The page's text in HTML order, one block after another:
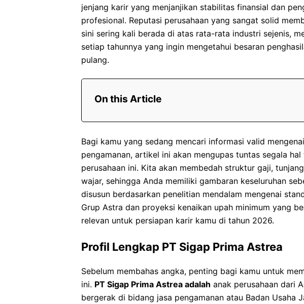
jenjang karir yang menjanjikan stabilitas finansial dan
profesional. Reputasi perusahaan yang sangat solid
sini sering kali berada di atas rata-rata industri sejenis,
setiap tahunnya yang ingin mengetahui besaran
pulang.
On this Article
Bagi kamu yang sedang mencari informasi valid
pengamanan, artikel ini akan mengupas tuntas segala
perusahaan ini. Kita akan membedah struktur gaji,
wajar, sehingga Anda memiliki gambaran keseluruhan
disusun berdasarkan penelitian mendalam mengenai
Grup Astra dan proyeksi kenaikan upah minimum yang
relevan untuk persiapan karir kamu di tahun 2026.
Profil Lengkap PT Sigap Prima Astrea
Sebelum membahas angka, penting bagi kamu untuk
ini. PT Sigap Prima Astrea adalah anak perusahaan dari
bergerak di bidang jasa pengamanan atau Badan Usaha